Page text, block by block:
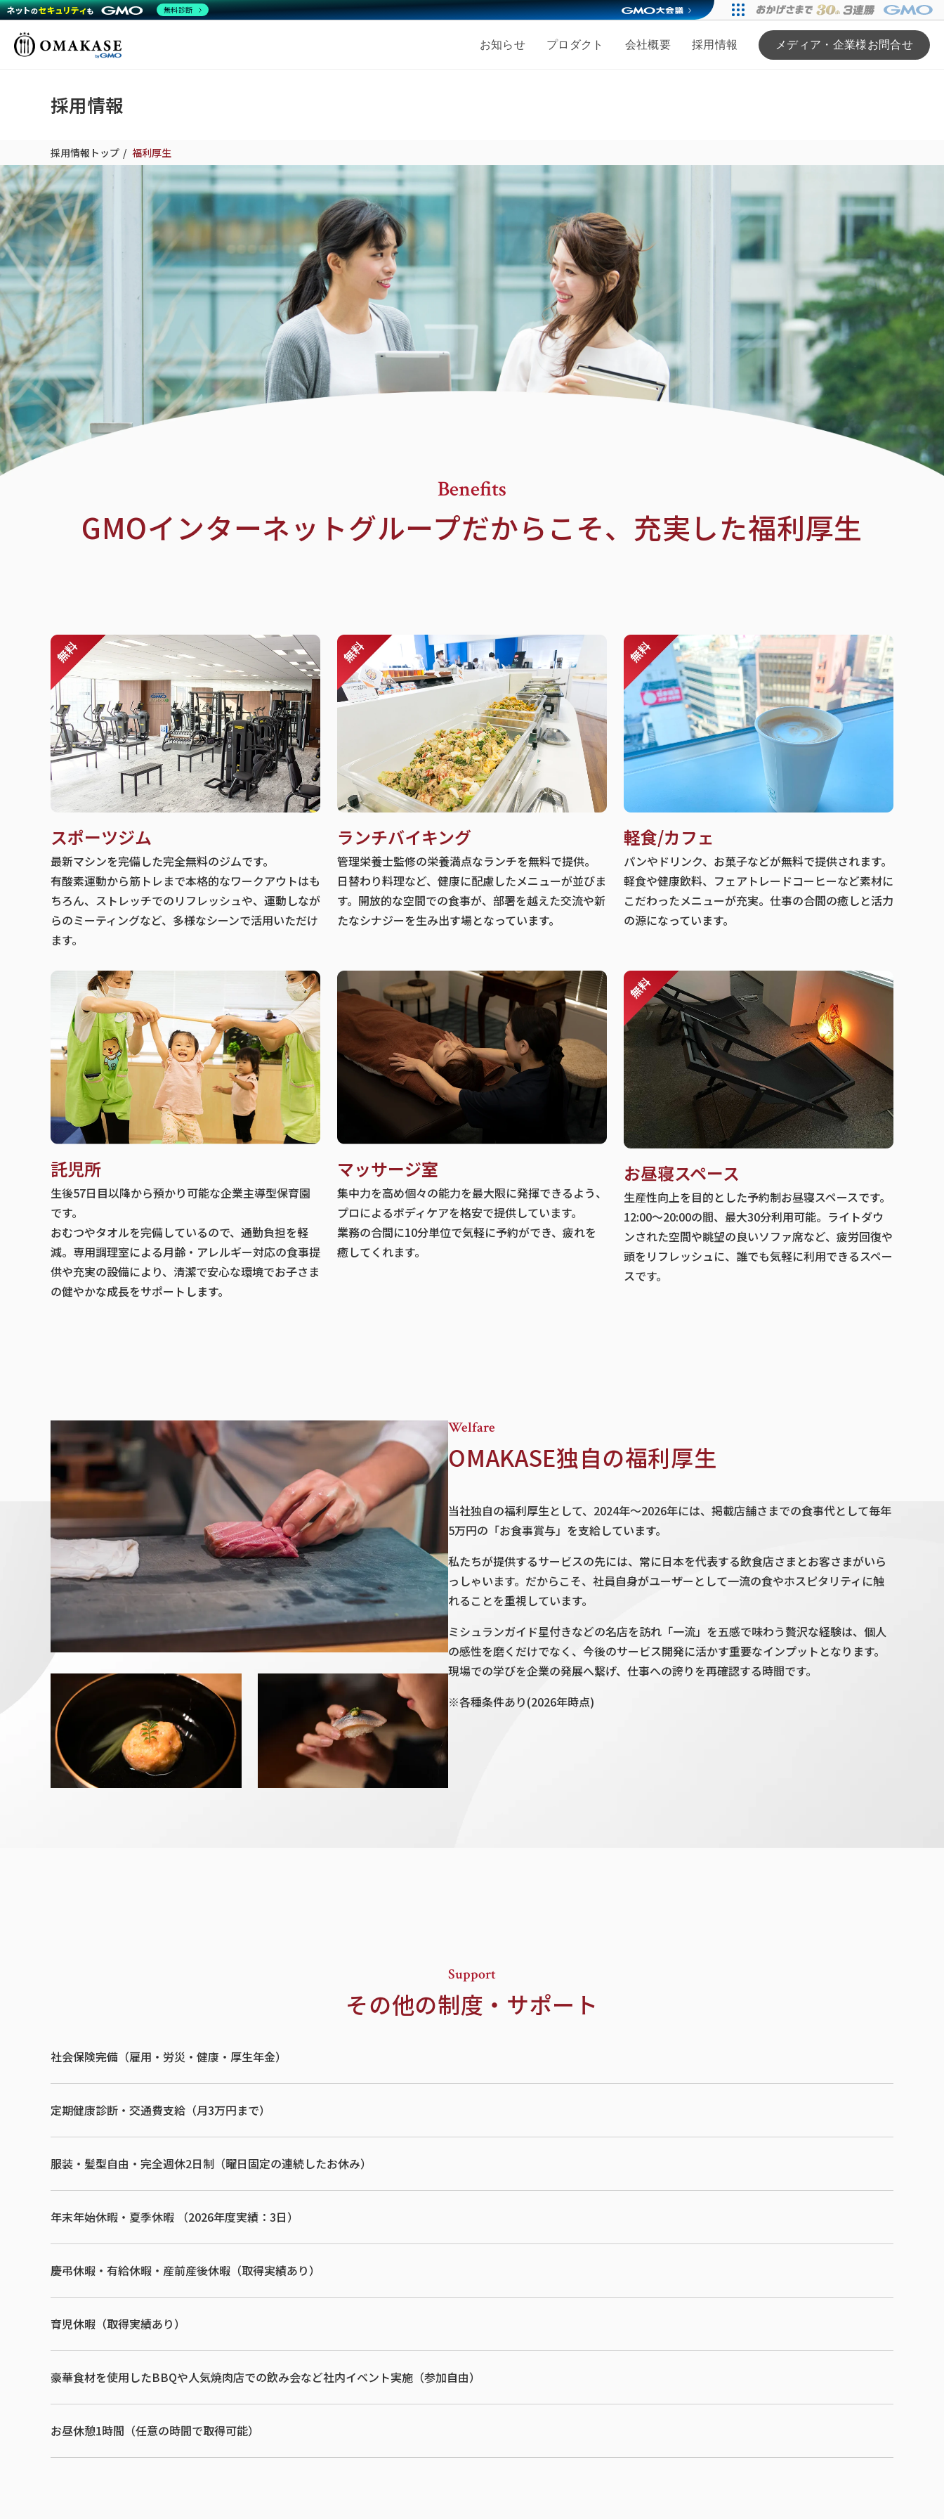
お知らせ プロダクト 会社概要 採用情報
会社を知る
ミッション
事業内容
働き方
福利厚生
仕事を知る
募集職種
人を知る
働く人
経営メンバー
メディア・企業様お問合せ
採用情報
採用情報トップ 福利厚生
Benefits
GMOインターネットグループだからこそ、充実した福利厚生
スポーツジム
最新マシンを完備した完全無料のジムです。
有酸素運動から筋トレまで本格的なワークアウトはも
ちろん、ストレッチでのリフレッシュや、運動しなが
らのミーティングなど、多様なシーンで活用いただけ
ます。
ランチバイキング
管理栄養士監修の栄養満点なランチを無料で提供。
日替わり料理など、健康に配慮したメニューが並びま
す。開放的な空間での食事が、部署を越えた交流や新
たなシナジーを生み出す場となっています。
軽食/カフェ
パンやドリンク、お菓子などが無料で提供されます。
軽食や健康飲料、フェアトレードコーヒーなど素材に
こだわったメニューが充実。仕事の合間の癒しと活力
の源になっています。
託児所
生後57日目以降から預かり可能な企業主導型保育園
です。
おむつやタオルを完備しているので、通勤負担を軽
減。専用調理室による月齢・アレルギー対応の食事提
供や充実の設備により、清潔で安心な環境でお子さま
の健やかな成長をサポートします。
マッサージ室
集中力を高め個々の能力を最大限に発揮できるよう、
プロによるボディケアを格安で提供しています。
業務の合間に10分単位で気軽に予約ができ、疲れを
癒してくれます。
お昼寝スペース
生産性向上を目的とした予約制お昼寝スペースです。
12:00～20:00の間、最大30分利用可能。ライトダウ
ンされた空間や眺望の良いソファ席など、疲労回復や
頭をリフレッシュに、誰でも気軽に利用できるスペー
スです。
Welfare
OMAKASE独自の福利厚生
当社独自の福利厚生として、2024年〜2026年には、掲載店舗さまでの食事代として毎年
5万円の「お食事賞与」を支給しています。
私たちが提供するサービスの先には、常に日本を代表する飲食店さまとお客さまがいら
っしゃいます。だからこそ、社員自身がユーザーとして一流の食やホスピタリティに触
れることを重視しています。
ミシュランガイド星付きなどの名店を訪れ「一流」を五感で味わう贅沢な経験は、個人
の感性を磨くだけでなく、今後のサービス開発に活かす重要なインプットとなります。
現場での学びを企業の発展へ繋げ、仕事への誇りを再確認する時間です。
※各種条件あり(2026年時点)
Support
その他の制度・サポート
社会保険完備（雇用・労災・健康・厚生年金）
定期健康診断・交通費支給（月3万円まで）
服装・髪型自由・完全週休2日制（曜日固定の連続したお休み）
年末年始休暇・夏季休暇 （2026年度実績：3日）
慶弔休暇・有給休暇・産前産後休暇（取得実績あり）
育児休暇（取得実績あり）
豪華食材を使用したBBQや人気焼肉店での飲み会など社内イベント実施（参加自由）
お昼休憩1時間（任意の時間で取得可能）
無料診断